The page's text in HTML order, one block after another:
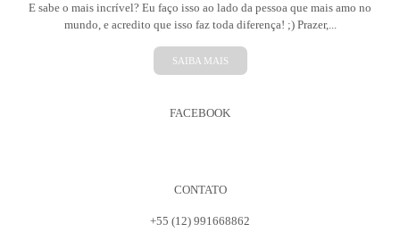
E sabe o mais incrível? Eu faço isso ao lado da pessoa que mais amo no
mundo, e acredito que isso faz toda diferença! ;) Prazer,...
SAIBA MAIS
FACEBOOK
CONTATO
+55 (12) 991668862